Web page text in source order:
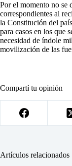
Por el momento no se
correspondientes al
la Constitución del
para casos en los que
necesidad de índole
movilización de las
Compartí tu opinión
Artículos relacionados